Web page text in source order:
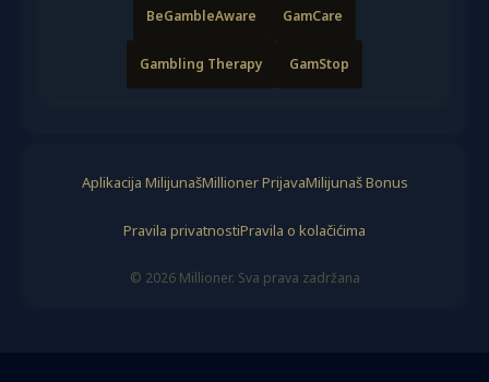
BeGambleAware GamCare
Gambling Therapy GamStop
Aplikacija MilijunašMillioner PrijavaMilijunaš Bonus
Pravila privatnostiPravila o kolačićima
© 2026 Millioner. Sva prava zadržana